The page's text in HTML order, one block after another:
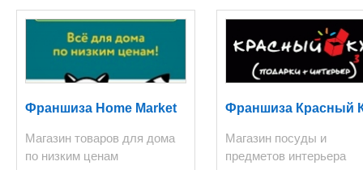
Франшиза Home Market
Магазин товаров для дома
по низким ценам
Франшиза Красный
Магазин посуды и
предметов интерьера